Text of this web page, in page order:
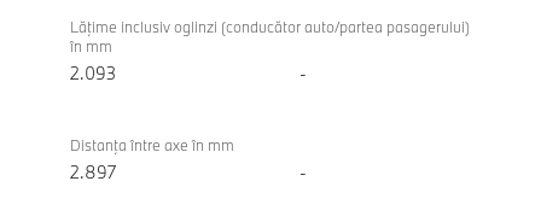
Lăţime inclusiv oglinzi (conducător auto/partea pasagerului)
în mm
2.093 -
Distanţa între axe în mm
2.897 -